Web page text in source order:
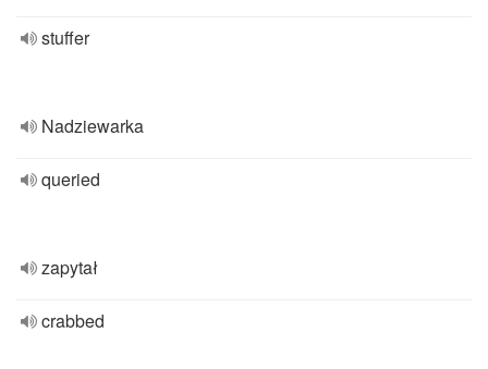
stuffer
Nadziewarka
queried
zapytał
crabbed